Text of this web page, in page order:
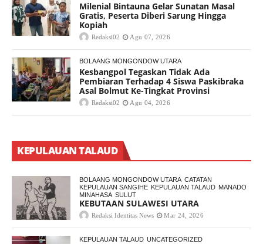
Milenial Bintauna Gelar Sunatan Masal
Gratis, Peserta Diberi Sarung Hingga
Kopiah
Redaksi02 Agu 07, 2026
BOLAANG MONGONDOW UTARA
Kesbangpol Tegaskan Tidak Ada
Pembiaran Terhadap 4 Siswa Paskibraka
Asal Bolmut Ke-Tingkat Provinsi
Redaksi02 Agu 04, 2026
KEPULAUAN TALAUD
BOLAANG MONGONDOW UTARA CATATAN
KEPULAUAN SANGIHE KEPULAUAN TALAUD MANADO
MINAHASA SULUT
KEBUTAAN SULAWESI UTARA
Redaksi Identitas News Mar 24, 2026
KEPULAUAN TALAUD UNCATEGORIZED